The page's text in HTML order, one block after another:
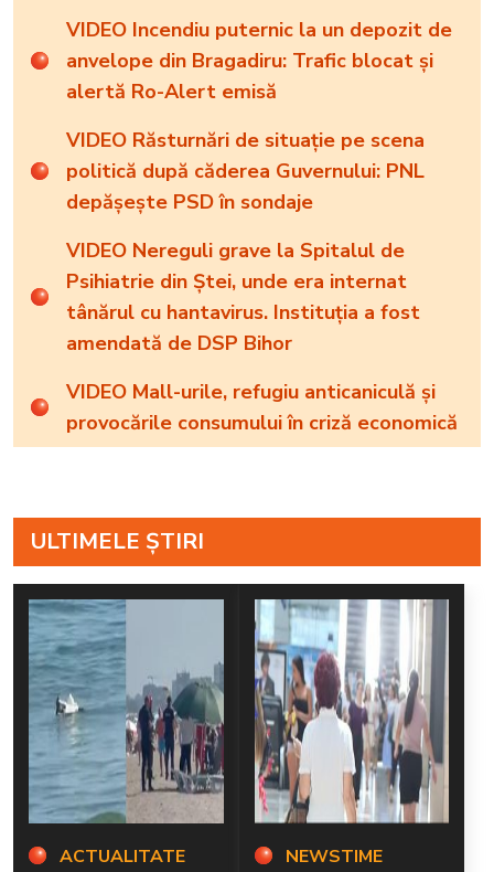
VIDEO Incendiu puternic la un depozit de
anvelope din Bragadiru: Trafic blocat și
alertă Ro-Alert emisă
VIDEO Răsturnări de situație pe scena
politică după căderea Guvernului: PNL
depășește PSD în sondaje
VIDEO Nereguli grave la Spitalul de
Psihiatrie din Ștei, unde era internat
tânărul cu hantavirus. Instituția a fost
amendată de DSP Bihor
VIDEO Mall-urile, refugiu anticaniculă și
provocările consumului în criză economică
ULTIMELE ȘTIRI
ACTUALITATE
NEWSTIME